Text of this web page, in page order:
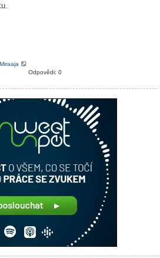
Miraaja
Odpovědi: 0